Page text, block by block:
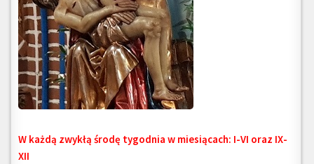
W każdą zwykłą środę tygodnia w miesiącach: I-VI oraz IX-
XII